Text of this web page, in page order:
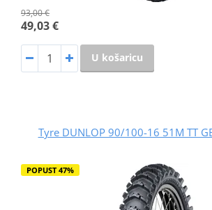
93,00 €
49,03 €
U košaricu
Tyre DUNLOP 90/100-16 51M TT
POPUST 47%